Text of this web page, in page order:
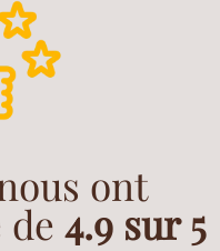
ont
4.9 sur 5